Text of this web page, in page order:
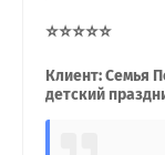
⭐⭐⭐⭐⭐
Клиент: Семья
детский